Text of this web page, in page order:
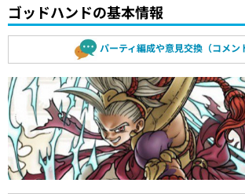
ゴッドハンドの基本情報
パーティ編成や意見交換（コメン